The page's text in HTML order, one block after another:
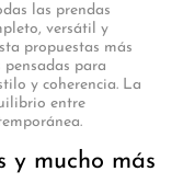
las prendas
versátil y
propuestas más
para
y coherencia. La
entre
y mucho más